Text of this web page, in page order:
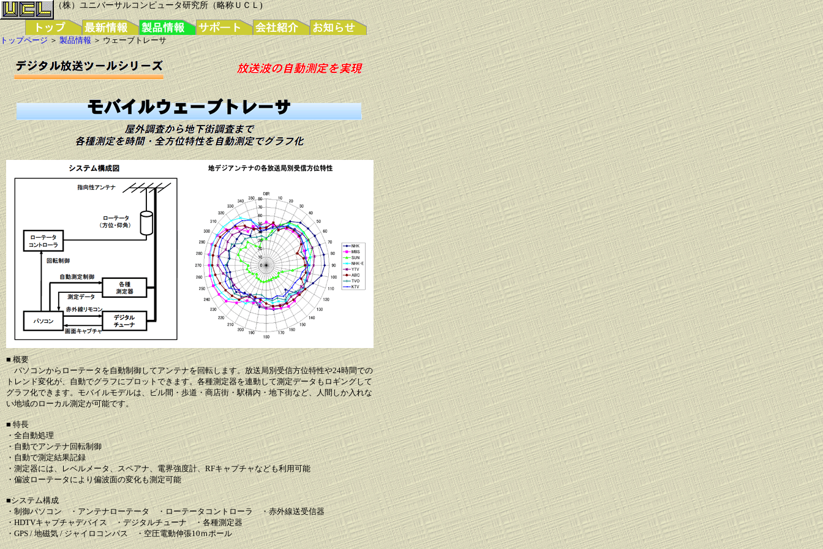
（株）ユニバーサルコンピュータ研究所（略称ＵＣＬ)
トップページ＞製品情報＞ ウェーブトレーサ
■ 概要
パソコンからローテータを自動制御してアンテナを回転します。放送局別受信方位特性や24時間での
トレンド変化が、自動でグラフにプロットできます。各種測定器を連動して測定データもロギングして
グラフ化できます。モバイルモデルは、ビル間・歩道・商店街・駅構内・地下街など、人間しか入れな
い地域のローカル測定が可能です。
■ 特長
・全自動処理
・自動でアンテナ回転制御
・自動で測定結果記録
・測定器には、レベルメータ、スペアナ、電界強度計、RFキャプチャなども利用可能
・偏波ローテータにより偏波面の変化も測定可能
■システム構成
・制御パソコン ・アンテナローテータ ・ローテータコントローラ ・赤外線送受信器
・HDTVキャプチャデバイス ・デジタルチューナ ・各種測定器
・GPS / 地磁気 / ジャイロコンパス ・空圧電動伸張10ｍポール